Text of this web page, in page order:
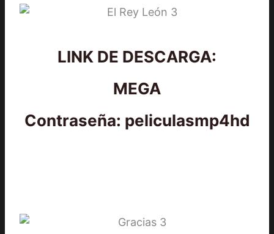
LINK DE DESCARGA:
MEGA
Contraseña: peliculasmp4hd